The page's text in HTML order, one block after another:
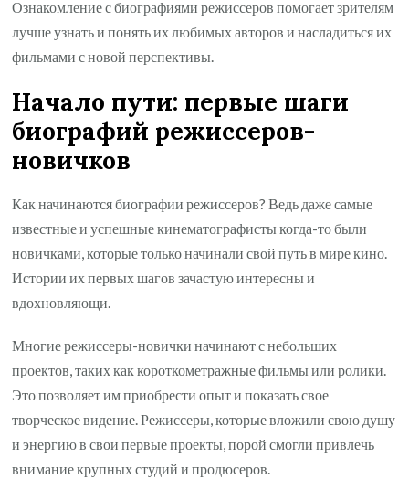
Ознакомление с биографиями режиссеров помогает зрителям
лучше узнать и понять их любимых авторов и насладиться их
фильмами с новой перспективы.
Начало пути: первые шаги
биографий режиссеров-
новичков
Как начинаются биографии режиссеров? Ведь даже самые
известные и успешные кинематографисты когда-то были
новичками, которые только начинали свой путь в мире кино.
Истории их первых шагов зачастую интересны и
вдохновляющи.
Многие режиссеры-новички начинают с небольших
проектов, таких как короткометражные фильмы или ролики.
Это позволяет им приобрести опыт и показать свое
творческое видение. Режиссеры, которые вложили свою душу
и энергию в свои первые проекты, порой смогли привлечь
внимание крупных студий и продюсеров.